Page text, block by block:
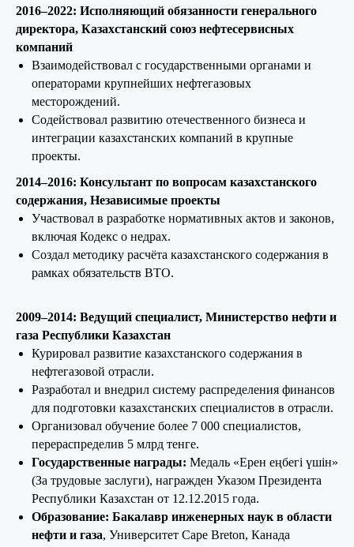
2016–2022: Исполняющий обязанности генерального
директора, Казахстанский союз нефтесервисных
компаний
Взаимодействовал с государственными органами и
операторами крупнейших нефтегазовых
месторождений.
Содействовал развитию отечественного бизнеса и
интеграции казахстанских компаний в крупные
проекты.
2014–2016: Консультант по вопросам казахстанского
содержания, Независимые проекты
Участвовал в разработке нормативных актов и законов,
включая Кодекс о недрах.
Создал методику расчёта казахстанского содержания в
рамках обязательств ВТО.
2009–2014: Ведущий специалист, Министерство нефти и
газа Республики Казахстан
Курировал развитие казахстанского содержания в
нефтегазовой отрасли.
Разработал и внедрил систему распределения финансов
для подготовки казахстанских специалистов в отрасли.
Организовал обучение более 7 000 специалистов,
перераспределив 5 млрд тенге.
Государственные награды: Медаль «Ерен еңбегі үшін»
(За трудовые заслуги), награжден Указом Президента
Республики Казахстан от 12.12.2015 года.
Образование: Бакалавр инженерных наук в области
нефти и газа, Университет Cape Breton, Канада